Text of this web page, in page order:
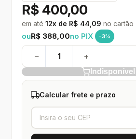
R$ 400,00
em até 12x de R$ 44,09 no cartão
ouR$ 388,00no PIX -3%
− +
Indisponível
Calcular frete e prazo